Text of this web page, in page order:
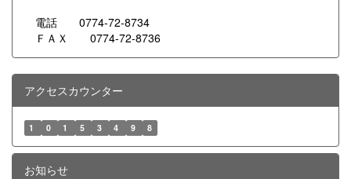
電話 0774-72-8734
ＦＡＸ 0774-72-8736
アクセスカウンター
1 0 1 5 3 4 9 8
お知らせ